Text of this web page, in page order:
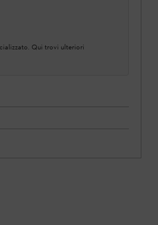
Qui trovi ulteriori